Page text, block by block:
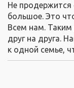
Не
большое. Это
Всем нам.
друг на друга.
к одной семье,